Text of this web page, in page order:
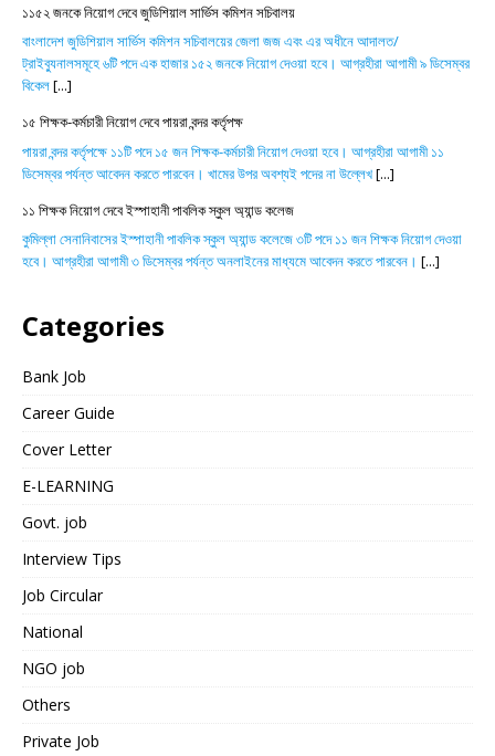
১১৫২ জনকে নিয়োগ দেবে জুডিশিয়াল সার্ভিস কমিশন সচিবালয়
বাংলাদেশ জুডিশিয়াল সার্ভিস কমিশন সচিবালয়ের জেলা জজ এবং এর অধীনে আদালত/
ট্রাইব্যুনালসমূহে ৬টি পদে এক হাজার ১৫২ জনকে নিয়োগ দেওয়া হবে। আগ্রহীরা আগামী ৯ ডিসেম্বর
বিকেল[...]
১৫ শিক্ষক-কর্মচারী নিয়োগ দেবে পায়রা বন্দর কর্তৃপক্ষ
পায়রা বন্দর কর্তৃপক্ষে ১১টি পদে ১৫ জন শিক্ষক-কর্মচারী নিয়োগ দেওয়া হবে। আগ্রহীরা আগামী ১১
ডিসেম্বর পর্যন্ত আবেদন করতে পারবেন। খামের উপর অবশ্যই পদের না উল্লেখ[...]
১১ শিক্ষক নিয়োগ দেবে ইস্পাহানী পাবলিক স্কুল অ্যান্ড কলেজ
কুমিল্লা সেনানিবাসের ইস্পাহানী পাবলিক স্কুল অ্যান্ড কলেজে ৩টি পদে ১১ জন শিক্ষক নিয়োগ দেওয়া
হবে। আগ্রহীরা আগামী ৩ ডিসেম্বর পর্যন্ত অনলাইনের মাধ্যমে আবেদন করতে পারবেন। [...]
Categories
Bank Job
Career Guide
Cover Letter
E-LEARNING
Govt. job
Interview Tips
Job Circular
National
NGO job
Others
Private Job